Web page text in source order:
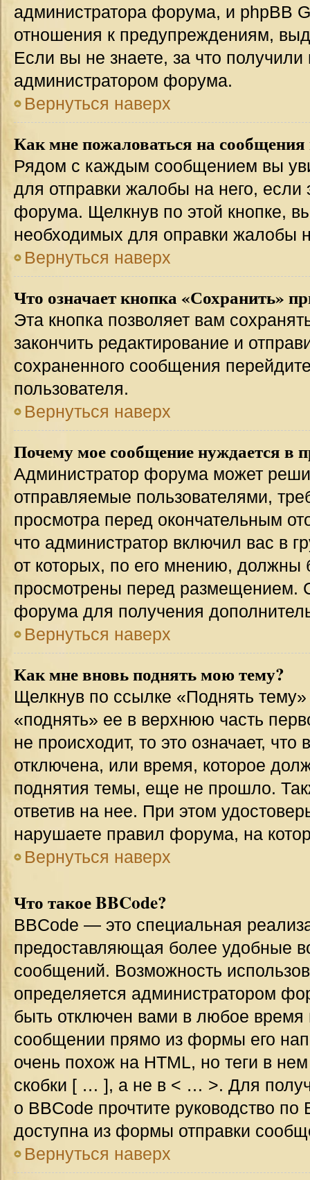
администратора форума, и phpBB
отношения к предупреждениям,
Если вы не знаете, за что
администратором форума.
Вернуться наверх
Как мне пожаловаться на сообщения
Рядом с каждым сообщением вы
для отправки жалобы на него,
форума. Щелкнув по этой кнопке,
необходимых для оправки жалобы
Вернуться наверх
Что означает кнопка «Сохранить»
Эта кнопка позволяет вам
закончить редактирование и
сохраненного сообщения
пользователя.
Вернуться наверх
Почему мое сообщение нуждается в
Администратор форума может
отправляемые пользователями,
просмотра перед окончательным
что администратор включил вас в
от которых, по его мнению, должны
просмотрены перед размещением.
форума для получения
Вернуться наверх
Как мне вновь поднять мою тему?
Щелкнув по ссылке «Поднять
«поднять» ее в верхнюю часть
не происходит, то это означает,
отключена, или время, которое
поднятия темы, еще не прошло.
ответив на нее. При этом
нарушаете правил форума, на
Вернуться наверх
Что такое BBCode?
BBCode — это специальная
предоставляющая более удобные
сообщений. Возможность
определяется администратором
быть отключен вами в любое
сообщении прямо из формы его
очень похож на HTML, но теги в
скобки [ … ], а не в < … >. Для
о BBCode прочтите руководство
доступна из формы отправки
Вернуться наверх